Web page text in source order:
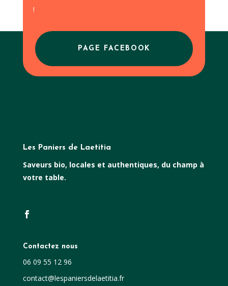
!
PAGE FACEBOOK
Les Paniers de Laetitia
Saveurs bio, locales et authentiques, du champ à
votre table.
Contactez nous
06 09 55 12 96
contact@lespaniersdelaetitia.fr